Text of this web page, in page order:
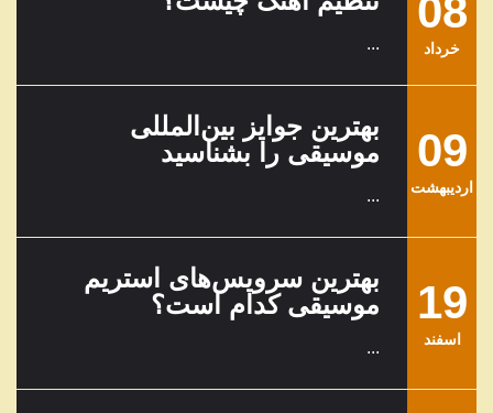
08
خرداد ...
09
ارديبهشت
بهترین جوایز بین‌المللی
موسیقی را بشناسید
...
19
اسفند
بهترین سرویس‌های استریم
موسیقی کدام است؟
...